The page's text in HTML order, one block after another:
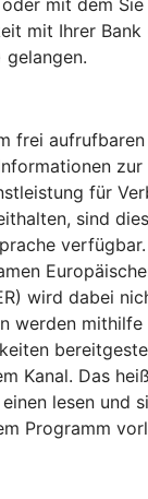
mit dem Sie
mit Ihrer Bank
frei aufrufbaren
zur
für
sind
wird dabei
werden mithilfe
Kanal. Das
lesen und
Programm